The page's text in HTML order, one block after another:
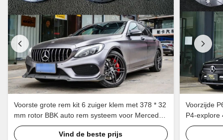
Voorste grote rem kit 6 zuiger klem met 378 * 32
mm rotor BBK auto rem systeem voor Mercedes
Benz C200 19 inch auto velg
Vind de beste prijs
Voorzijde
P4-explore
Mercedes-